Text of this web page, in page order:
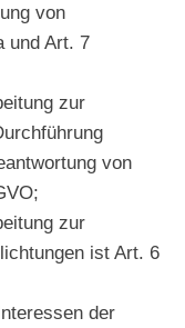
von
und Art. 7
zur
von
zur
ist Art. 6
der